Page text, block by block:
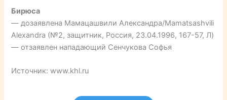
Бирюса
— дозаявлена Мамацашвили Александра/Mamatsashvili
Alexandra (№2, защитник, Россия, 23.04.1996, 167-57, Л)
— отзаявлен нападающий Сенчукова Софья
Источник: www.khl.ru